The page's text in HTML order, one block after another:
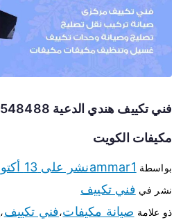
مكيفات الكويت
بواسطة ammar1نشر على 13 أكتوبر، 2020
نشر في فني تكييف
ذو علامة صيانة مكيفات،فني تكييف،